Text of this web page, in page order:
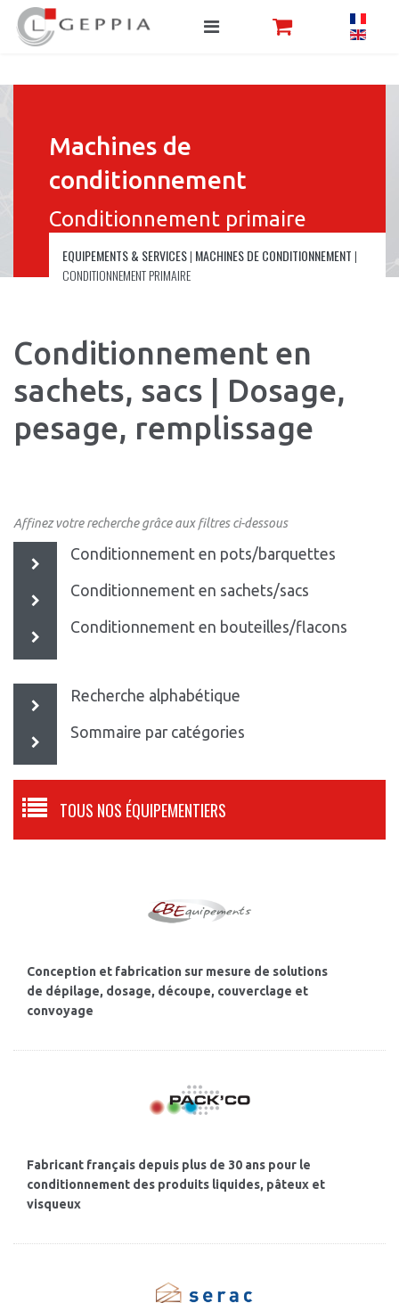
Machines de
conditionnement
Conditionnement primaire
EQUIPEMENTS & SERVICES| MACHINES DE CONDITIONNEMENT |
CONDITIONNEMENT PRIMAIRE
Conditionnement en
sachets, sacs | Dosage,
pesage, remplissage
Affinez votre recherche grâce aux filtres ci-dessous
Conditionnement en pots/barquettes
Conditionnement en sachets/sacs
Conditionnement en bouteilles/flacons
Recherche alphabétique
Sommaire par catégories
TOUS NOS ÉQUIPEMENTIERS
Conception et fabrication sur mesure de solutions
de dépilage, dosage, découpe, couverclage et
convoyage
Fabricant français depuis plus de 30 ans pour le
conditionnement des produits liquides, pâteux et
visqueux